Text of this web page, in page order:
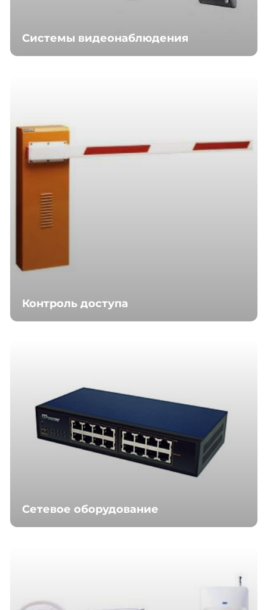
Системы видеонаблюдения
Контроль доступа
Сетевое оборудование